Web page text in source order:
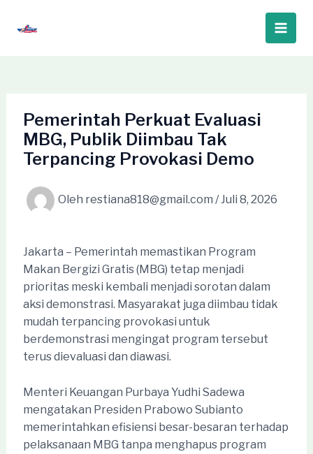
Main
Pemerintah Perkuat Evaluasi
MBG, Publik Diimbau Tak
Terpancing Provokasi Demo
Oleh restiana818@gmail.com /Juli 8, 2026
Jakarta – Pemerintah memastikan Program
Makan Bergizi Gratis (MBG) tetap menjadi
prioritas meski kembali menjadi sorotan dalam
aksi demonstrasi. Masyarakat juga diimbau tidak
mudah terpancing provokasi untuk
berdemonstrasi mengingat program tersebut
terus dievaluasi dan diawasi.
Menteri Keuangan Purbaya Yudhi Sadewa
mengatakan Presiden Prabowo Subianto
memerintahkan efisiensi besar-besaran terhadap
pelaksanaan MBG tanpa menghapus program